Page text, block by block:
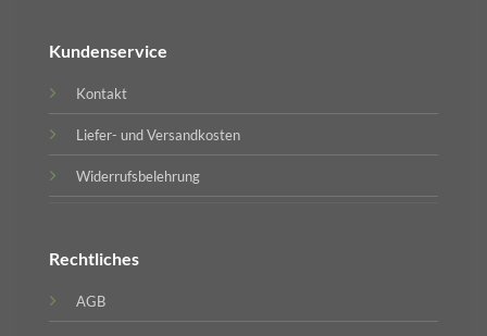
Kundenservice
Kontakt
Liefer- und Versandkosten
Widerrufsbelehrung
Rechtliches
AGB